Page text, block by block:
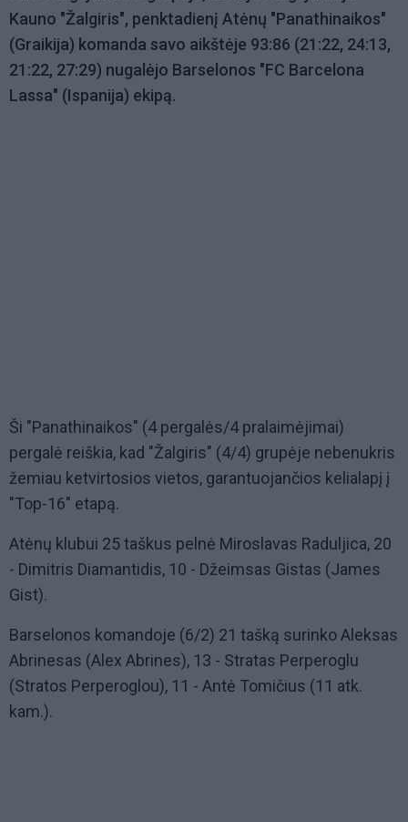
Kauno "Žalgiris", penktadienį Atėnų "Panathinaikos"
(Graikija) komanda savo aikštėje 93:86 (21:22, 24:13,
21:22, 27:29) nugalėjo Barselonos "FC Barcelona
Lassa" (Ispanija) ekipą.
Ši "Panathinaikos" (4 pergalės/4 pralaimėjimai)
pergalė reiškia, kad "Žalgiris" (4/4) grupėje nebenukris
žemiau ketvirtosios vietos, garantuojančios kelialapį į
"Top-16" etapą.
Atėnų klubui 25 taškus pelnė Miroslavas Raduljica, 20
- Dimitris Diamantidis, 10 - Džeimsas Gistas (James
Gist).
Barselonos komandoje (6/2) 21 tašką surinko Aleksas
Abrinesas (Alex Abrines), 13 - Stratas Perperoglu
(Stratos Perperoglou), 11 - Antė Tomičius (11 atk.
kam.).